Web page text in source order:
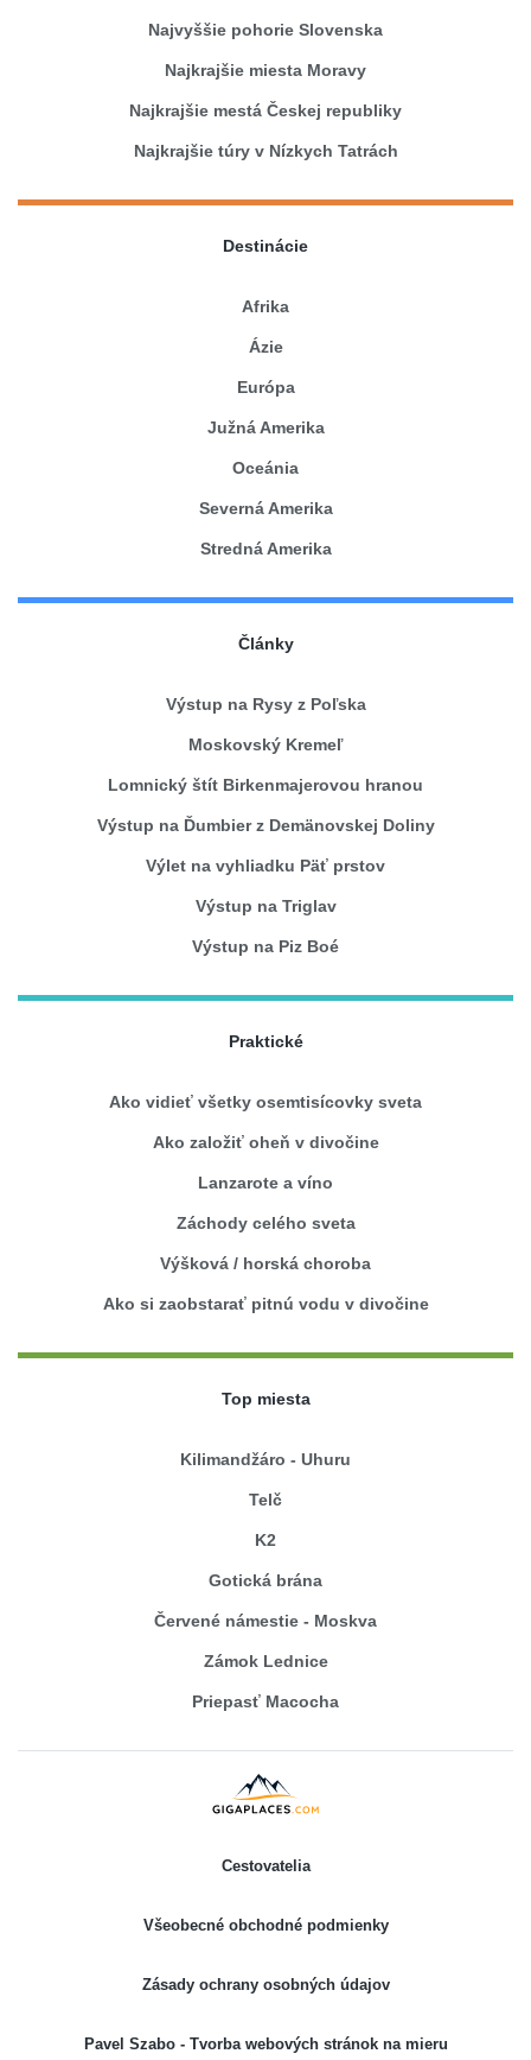
Najvyššie pohorie Slovenska
Najkrajšie miesta Moravy
Najkrajšie mestá Českej republiky
Najkrajšie túry v Nízkych Tatrách
Destinácie
Afrika
Ázie
Európa
Južná Amerika
Oceánia
Severná Amerika
Stredná Amerika
Články
Výstup na Rysy z Poľska
Moskovský Kremeľ
Lomnický štít Birkenmajerovou hranou
Výstup na Ďumbier z Demänovskej Doliny
Výlet na vyhliadku Päť prstov
Výstup na Triglav
Výstup na Piz Boé
Praktické
Ako vidieť všetky osemtisícovky sveta
Ako založiť oheň v divočine
Lanzarote a víno
Záchody celého sveta
Výšková / horská choroba
Ako si zaobstarať pitnú vodu v divočine
Top miesta
Kilimandžáro - Uhuru
Telč
K2
Gotická brána
Červené námestie - Moskva
Zámok Lednice
Priepasť Macocha
Cestovatelia
Všeobecné obchodné podmienky
Zásady ochrany osobných údajov
Pavel Szabo - Tvorba webových stránok na mieru